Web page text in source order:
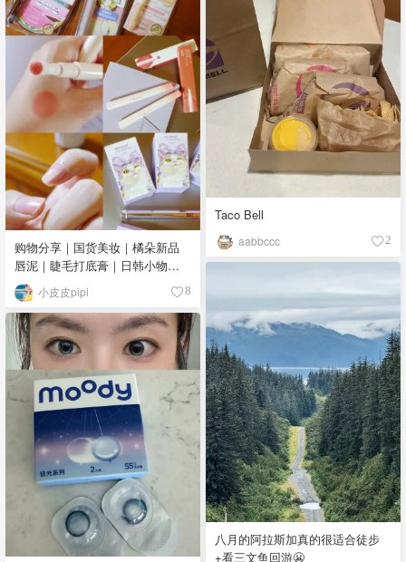
购物分享｜国货美妆｜橘朵新品
唇泥｜睫毛打底膏｜日韩小物｜
眼线笔｜美甲DIY💅
小皮皮pipi 8
Taco Bell
aabbccc 2
八月的阿拉斯加真的很适合徒步
+看三文鱼回游😬